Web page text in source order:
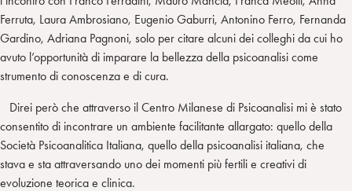
Ferruta, Laura Ambrosiano, Eugenio Gaburri, Antonino Ferro, Fernanda
Gardino, Adriana Pagnoni, solo per citare alcuni dei colleghi da cui ho
avuto l’opportunità di imparare la bellezza della psicoanalisi come
strumento di conoscenza e di cura.
Direi però che attraverso il Centro Milanese di Psicoanalisi mi è stato
consentito di incontrare un ambiente facilitante allargato: quello della
Società Psicoanalitica Italiana, quello della psicoanalisi italiana, che
stava e sta attraversando uno dei momenti più fertili e creativi di
evoluzione teorica e clinica.